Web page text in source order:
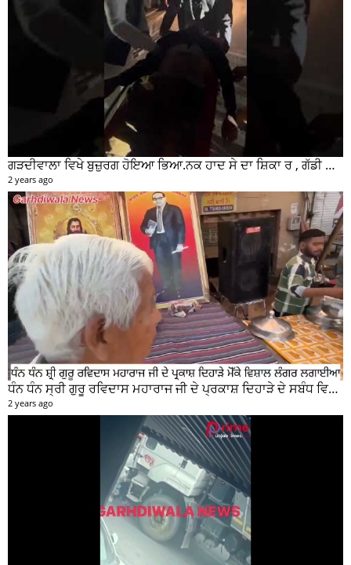
ਗੜਦੀਵਾਲਾ ਵਿਖੇ ਬੁਜ਼ੁਰਗ ਹੋਇਆ ਭਿਆ.ਨਕ ਹਾਦ ਸੇ ਦਾ ਸ਼ਿਕਾ ਰ , ਗੱਡੀ ਸਵਾਰ ਮੌਕੇ ਤੋ ਫਰਾਰ
2 years ago
ਧੰਨ ਧੰਨ ਸ੍ਰੀ ਗੁਰੂ ਰਵਿਦਾਸ ਮਹਾਰਾਜ ਜੀ ਦੇ ਪ੍ਰਕਾਸ਼ ਦਿਹਾੜੇ ਦੇ ਸਬੰਧ ਵਿਚ ਮੇਨ ਰੋੜ ਵਿਖੇ ਲਾਗਾਇਆ ਵਿਸ਼ਾਲ ਲੰਗਰ
2 years ago